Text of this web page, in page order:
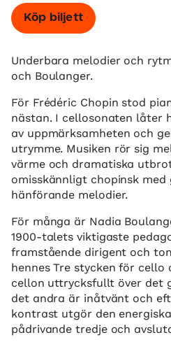
Köp biljett
Underbara melodier och
och Boulanger.
För Frédéric Chopin stod
nästan. I cellosonaten låter
av uppmärksamheten och
utrymme. Musiken rör sig
värme och dramatiska
omisskännligt chopinsk
hänförande melodier.
För många är Nadia
1900-talets viktigaste
framstående dirigent och
hennes Tre stycken för cello
cellon uttrycksfullt över det
det andra är inåtvänt och
kontrast utgör den
pådrivande tredje och